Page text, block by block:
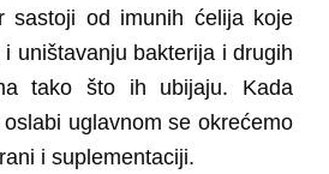
sastoji od imunih ćelija koje
uništavanju bakterija i drugih
tako što ih ubijaju. Kada
uglavnom se okrećemo
i suplementaciji.